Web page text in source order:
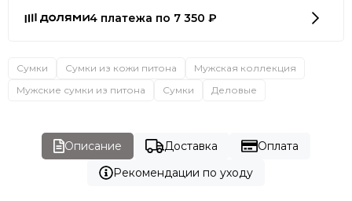
4 платежа по 7 350 ₽
Сумки Сумки из кожи питона
Мужская коллекция
Мужские сумки из питона
Сумки Деловые
Описание Доставка
Оплата
Рекомендации по уходу